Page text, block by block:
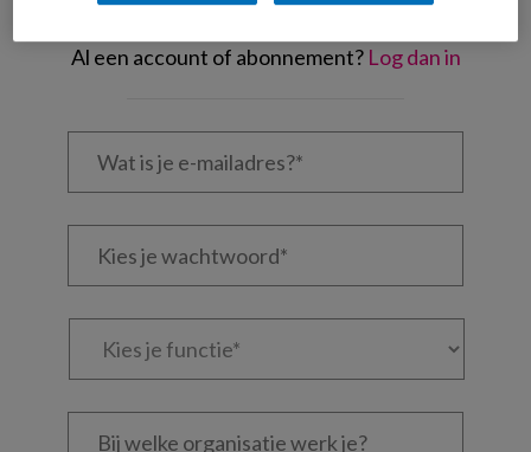
Al een account of abonnement? Log dan in
Wat
Kies
Kies
Bij
welke